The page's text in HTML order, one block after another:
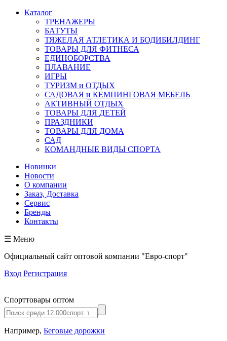
Каталог
ТРЕНАЖЕРЫ
БАТУТЫ
ТЯЖЕЛАЯ АТЛЕТИКА И БОДИБИЛДИНГ
ТОВАРЫ ДЛЯ ФИТНЕСА
ЕДИНОБОРСТВА
ПЛАВАНИЕ
ИГРЫ
ТУРИЗМ и ОТДЫХ
САДОВАЯ и КЕМПИНГОВАЯ МЕБЕЛЬ
АКТИВНЫЙ ОТДЫХ
ТОВАРЫ ДЛЯ ДЕТЕЙ
ПРАЗДНИКИ
ТОВАРЫ ДЛЯ ДОМА
САД
КОМАНДНЫЕ ВИДЫ СПОРТА
Новинки
Новости
О компании
Заказ, Доставка
Сервис
Бренды
Контакты
☰ Меню
Официальный сайт оптовой компании "Евро-спорт"
Вход Регистрация
Спорттовары оптом
Например, Беговые дорожки